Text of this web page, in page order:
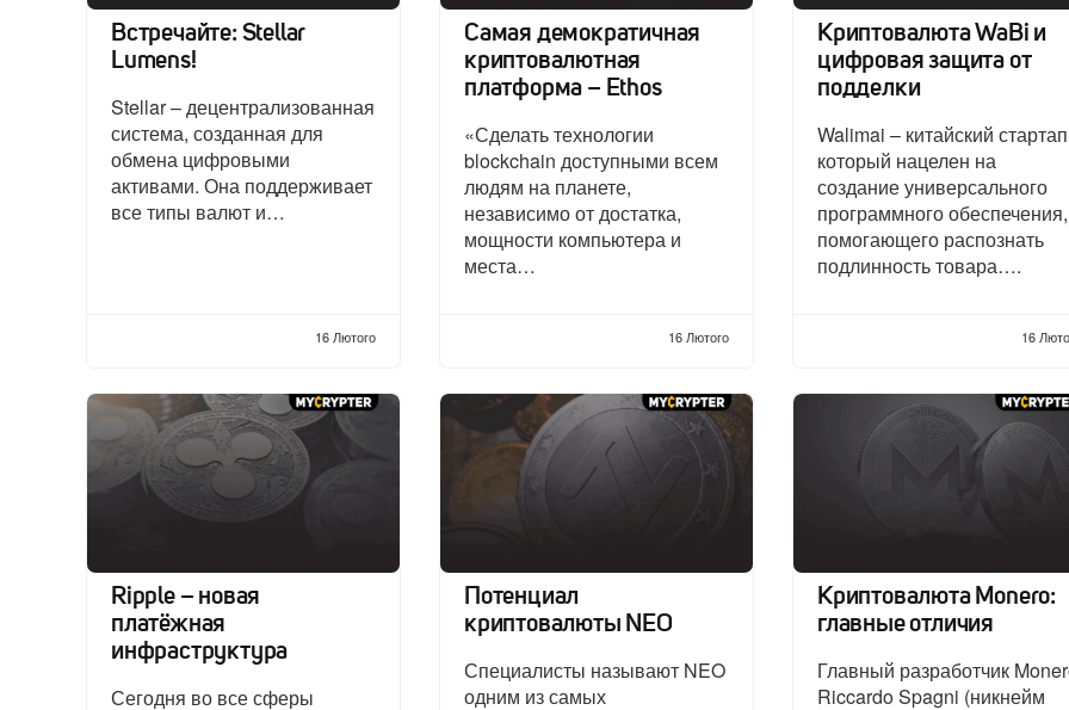
Встречайте: Stellar
Lumens!
Stellar – децентрализованная
система, созданная для
обмена цифровыми
активами. Она поддерживает
все типы валют и…
16 Лютого
Самая демократичная
криптовалютная
платформа – Ethos
«Сделать технологии
blockchain доступными всем
людям на планете,
независимо от достатка,
мощности компьютера и
места…
16 Лютого
Криптовалюта WaBi и
цифровая защита от
подделки
Walimai – китайский
который нацелен на
создание универсального
программного обеспечения,
помогающего распознать
подлинность товара….
16
Ripple – новая
платёжная
инфраструктура
Сегодня во все сферы
Потенциал
криптовалюты NEO
Специалисты называют NEO
одним из самых
Криптовалюта Monero:
главные отличия
Главный разработчик
Riccardo Spagni (никнейм